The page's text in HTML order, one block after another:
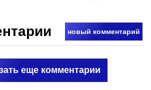
новый комментарий
еще комментарии